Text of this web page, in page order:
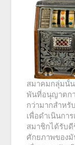
สมาคมกลุ่มนั้
พันที่อนุญาตก
กว่ามากสำหรั
เพื่อดำเนินก
สมาชิกได้รับดี
ศักยภาพของมั